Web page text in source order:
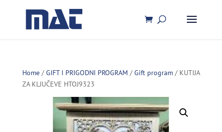
Home/GIFT I PRIGODNI PROGRAM /Gift program/ KUTIJA
ZA KLJUČEVE HTOJ9323